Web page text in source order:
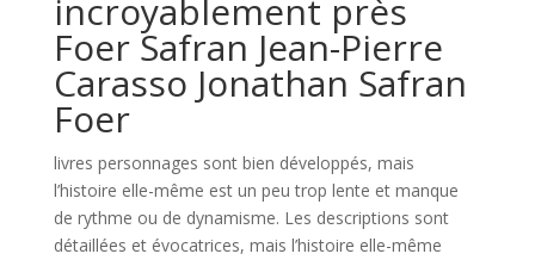
incroyablement près
Foer Safran Jean-Pierre
Carasso Jonathan Safran
Foer
livres personnages sont bien développés, mais
l’histoire elle-même est un peu trop lente et manque
de rythme ou de dynamisme. Les descriptions sont
détaillées et évocatrices, mais l’histoire elle-même